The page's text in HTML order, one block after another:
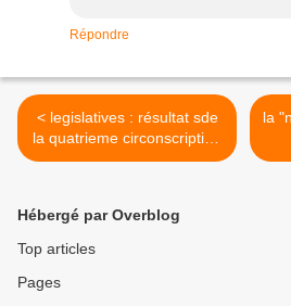
Répondre
< legislatives : résultat sde
la quatrieme circonscription
de l'essonne
Hébergé par Overblog
Top articles
Pages